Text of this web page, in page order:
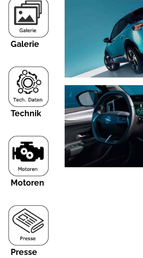
Galerie
Technik
Motoren
Presse